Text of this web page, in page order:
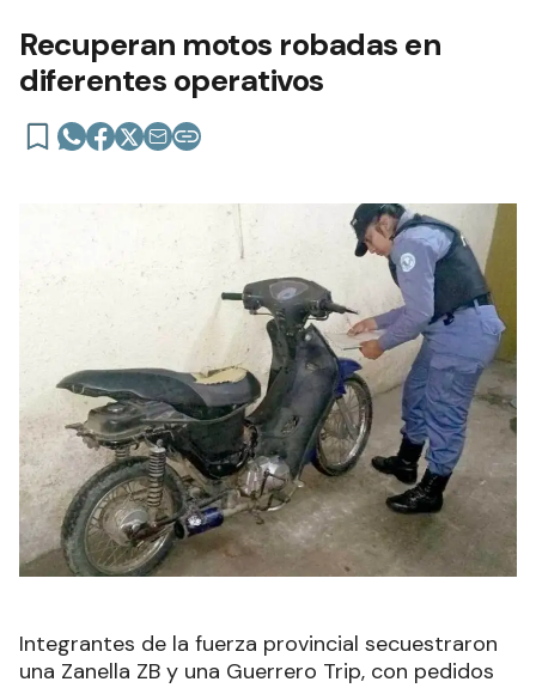
Recuperan motos robadas en
diferentes operativos
Integrantes de la fuerza provincial secuestraron
una Zanella ZB y una Guerrero Trip, con pedidos